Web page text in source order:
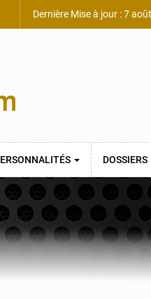
Dernière Mise à jour : 7
DOSSIERS